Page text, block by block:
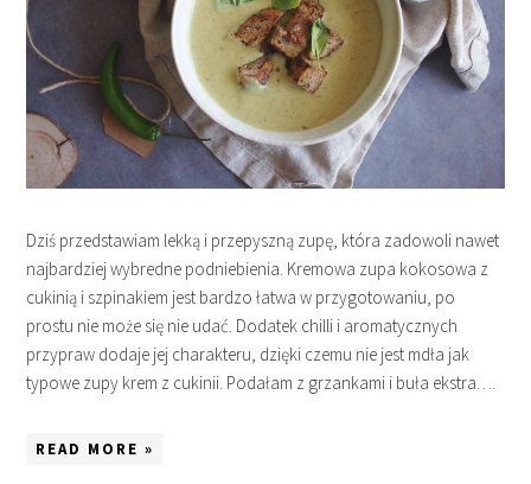
Dziś przedstawiam lekką i przepyszną zupę, która zadowoli nawet
najbardziej wybredne podniebienia. Kremowa zupa kokosowa z
cukinią i szpinakiem jest bardzo łatwa w przygotowaniu, po
prostu nie może się nie udać. Dodatek chilli i aromatycznych
przypraw dodaje jej charakteru, dzięki czemu nie jest mdła jak
typowe zupy krem z cukinii. Podałam z grzankami i buła ekstra….
READ MORE »